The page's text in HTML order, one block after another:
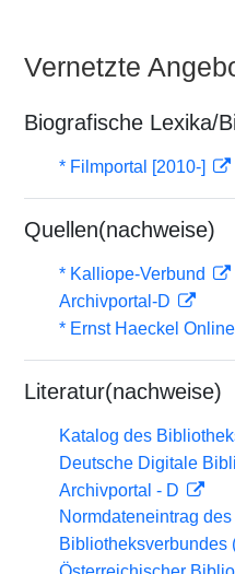
Vernetzte
Biografische Lexika/
* Filmportal [2010-]
Quellen(nachweise)
* Kalliope-Verbund
Archivportal-D
* Ernst Haeckel
Literatur(nachweise)
Katalog des
Deutsche Digitale
Archivportal - D
Normdateneintrag
Bibliotheksverbundes